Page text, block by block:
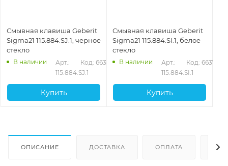
Смывнaя клавиша Geberit
Sigma21 115.884.SJ.1, черное
стекло
В наличии
Арт.:
115.884.SJ.1
Код: 66375
Купить
Смывнaя клавиша Geberit
Sigma21 115.884.SI.1, белое
стекло
В наличии
Арт.:
115.884.SI.1
Код: 66374
Купить
ОПИСАНИЕ ДОСТАВКА ОПЛАТА